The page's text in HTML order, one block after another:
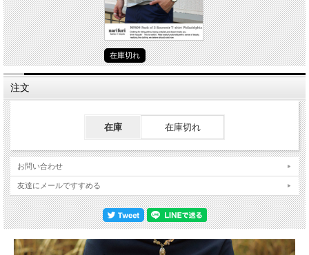
在庫切れ
注文
在庫 在庫切れ
お問い合わせ
友達にメールですすめる